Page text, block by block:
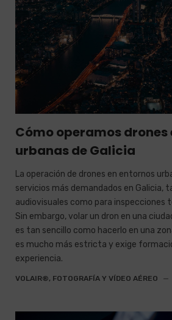
Cómo operamos drones
urbanas de Galicia
La operación de drones en entornos
servicios más demandados en Galicia,
audiovisuales como para inspecciones
Sin embargo, volar un dron en una
es tan sencillo como hacerlo en una
es mucho más estricta y exige
experiencia.
VOLAIR®, FOTOGRAFÍA Y VÍDEO AÉREO —